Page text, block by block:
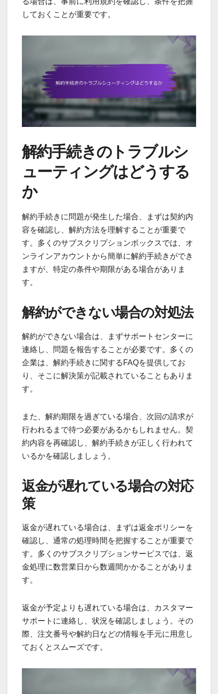
しておくことが重要です。
解約手続きのトラブルシ
ューティングはどうする
か
解約手続きに問題が発生した場合、まずは契約内
容を確認し、解約方法を理解することが重要で
す。多くのサブスクリプションボックスでは、オ
ンラインアカウントから簡単に解約手続きができ
ますが、特定の条件や期限がある場合がありま
す。
解約ができない場合の対処法
解約ができない場合は、まずサポートセンターに
連絡し、問題を報告することが必要です。多くの
企業は、解約手続きに関するFAQを提供してお
り、そこに解決策が記載されていることもありま
す。
また、解約期限を過ぎている場合、次回の請求が
行われるまで待つ必要があるかもしれません。契
約内容を再確認し、解約手続きが正しく行われて
いるかを確認しましょう。
返金が遅れている場合の対応
策
返金が遅れている場合は、まずは返金ポリシーを
確認し、通常の処理時間を把握することが重要で
す。多くのサブスクリプションサービスでは、返
金処理に数営業日から数週間かかることがありま
す。
返金が予定よりも遅れている場合は、カスタマー
サポートに連絡し、状況を確認しましょう。その
際、注文番号や解約日などの情報を手元に用意し
ておくとスムーズです。